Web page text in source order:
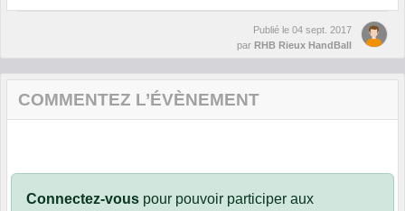
Publié le 04 sept. 2017
par RHB Rieux HandBall
COMMENTEZ L’ÉVÈNEMENT
Connectez-vous pour pouvoir participer aux